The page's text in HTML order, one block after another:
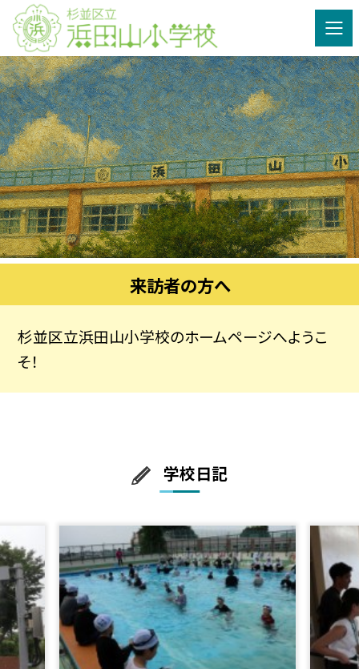
来訪者の方へ
杉並区立浜田山小学校のホームページへようこ
そ！
学校日記